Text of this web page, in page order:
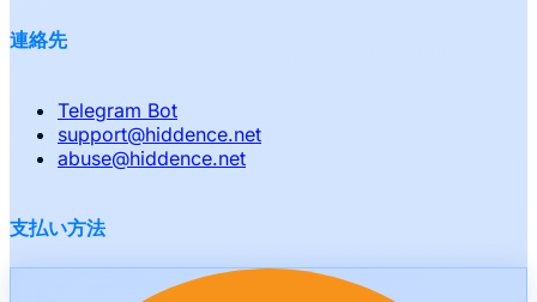
連絡先
Telegram Bot
support@hiddence.net
abuse@hiddence.net
支払い方法